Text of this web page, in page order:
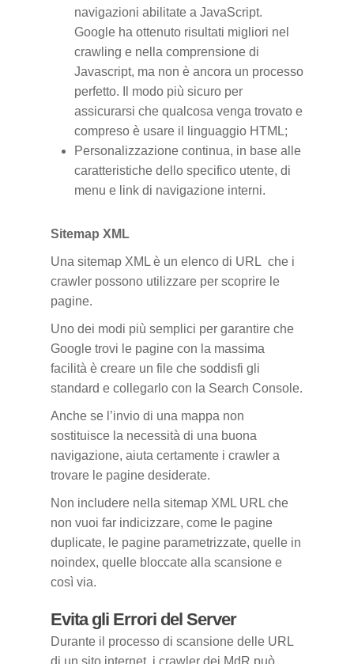
navigazioni abilitate a JavaScript.
Google ha ottenuto risultati migliori nel
crawling e nella comprensione di
Javascript, ma non è ancora un processo
perfetto. Il modo più sicuro per
assicurarsi che qualcosa venga trovato e
compreso è usare il linguaggio HTML;
Personalizzazione continua, in base alle
caratteristiche dello specifico utente, di
menu e link di navigazione interni.
Sitemap XML
Una sitemap XML è un elenco di URL che i
crawler possono utilizzare per scoprire le
pagine.
Uno dei modi più semplici per garantire che
Google trovi le pagine con la massima
facilità è creare un file che soddisfi gli
standard e collegarlo con la Search Console.
Anche se l’invio di una mappa non
sostituisce la necessità di una buona
navigazione, aiuta certamente i crawler a
trovare le pagine desiderate.
Non includere nella sitemap XML URL che
non vuoi far indicizzare, come le pagine
duplicate, le pagine parametrizzate, quelle in
noindex, quelle bloccate alla scansione e
così via.
Evita gli Errori del Server
Durante il processo di scansione delle URL
di un sito internet, i crawler dei MdR può